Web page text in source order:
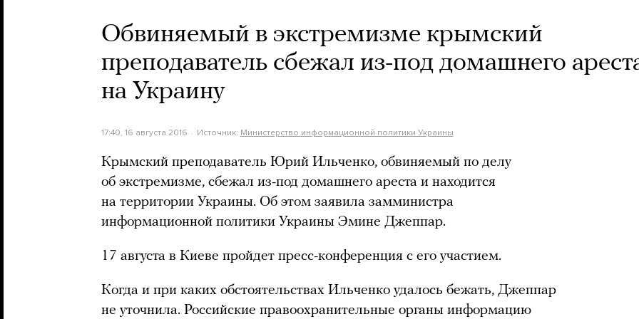
Обвиняемый в экстремизме крымский
преподаватель сбежал из-под домашнего
на Украину
17:40, 16 августа 2016 Источник: Министерство информационной политики Украины
Крымский преподаватель Юрий Ильченко, обвиняемый по делу
об экстремизме, сбежал из-под домашнего ареста и находится
на территории Украины. Об этом заявила замминистра
информационной политики Украины Эмине Джеппар.
17 августа в Киеве пройдет пресс-конференция с его участием.
Когда и при каких обстоятельствах Ильченко удалось бежать, Джеппар
не уточнила. Российские правоохранительные органы информацию